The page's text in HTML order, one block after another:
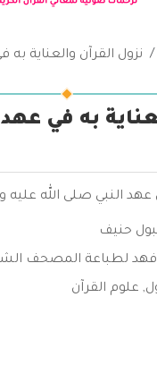
نزول القرآن والعناية
به في
عهد النبي صلى الله
حنيف
لطباعة المصحف
, علوم القرآن